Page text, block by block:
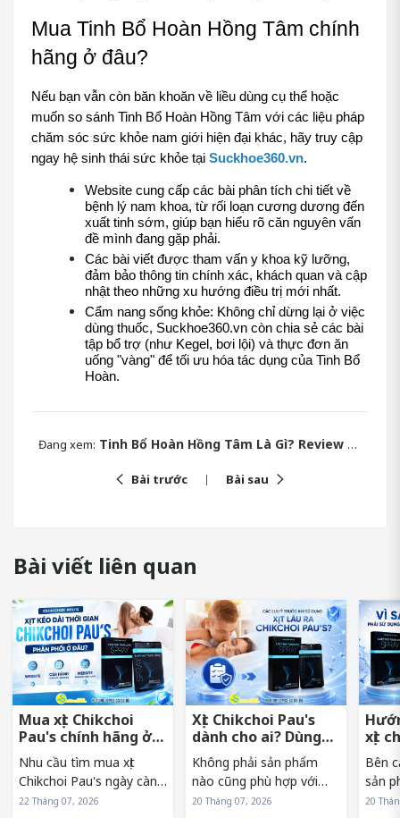
Mua Tinh Bổ Hoàn Hồng Tâm chính
hãng ở đâu?
Nếu bạn vẫn còn băn khoăn về liều dùng cụ thể hoặc
muốn so sánh Tinh Bổ Hoàn Hồng Tâm với các liệu pháp
chăm sóc sức khỏe nam giới hiện đại khác, hãy truy cập
ngay hệ sinh thái sức khỏe tại Suckhoe360.vn.
Website cung cấp các bài phân tích chi tiết về
bệnh lý nam khoa, từ rối loạn cương dương đến
xuất tinh sớm, giúp bạn hiểu rõ căn nguyên vấn
đề mình đang gặp phải.
Các bài viết được tham vấn y khoa kỹ lưỡng,
đảm bảo thông tin chính xác, khách quan và cập
nhật theo những xu hướng điều trị mới nhất.
Cẩm nang sống khỏe: Không chỉ dừng lại ở việc
dùng thuốc, Suckhoe360.vn còn chia sẻ các bài
tập bổ trợ (như Kegel, bơi lội) và thực đơn ăn
uống "vàng" để tối ưu hóa tác dụng của Tinh Bổ
Hoàn.
Đang xem: Tinh Bổ Hoàn Hồng Tâm Là Gì? Review Công Dụng Và Cơ Chế Tác Động
Bài trước Bài sau
Bài viết liên quan
Mua xịt Chikchoi
Pau's chính hãng ở
đâu tránh hàng giả?
Nhu cầu tìm mua xịt
Chikchoi Pau's ngày càng
tăng khiến sản phẩm
22 Tháng 07, 2026
Xịt Chikchoi Pau's
dành cho ai? Dùng
có nóng rát không?
Không phải sản phẩm
nào cũng phù hợp với
mọi đối tượng. Vì vậy,
20 Tháng 07, 2026
xịt
sớm
Bên
sản
sử
20